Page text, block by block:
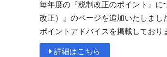
毎年度の『税制改正のポイント』に
改正）』のページを追加いたしま
ポイントアドバイスを掲載してお
詳細はこちら